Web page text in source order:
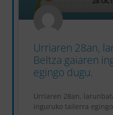
Urriaren 28an,
Beltza gaiaren
egingo dugu.
Urriaren 28an,
inguruko tailerra